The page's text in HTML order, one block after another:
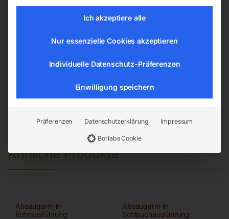
Hannesgrub Nord 19
4911 Ried/Tumeltsham
Ähnliche Produkte
Absaugarm in
Rohrausführung
Absaugarm in
Schlauchausführung
Ich akzeptiere alle
Nur essenzielle Cookies akzeptieren
Individuelle Datenschutz-Präferenzen
Einwilligung speichern
Präferenzen Datenschutzerklärung Impressum
Borlabs Cookie